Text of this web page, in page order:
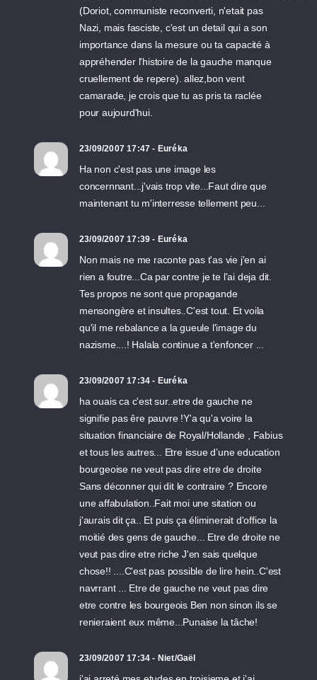
(Doriot, communiste reconverti, n'etait pas
Nazi, mais fasciste, c'est un detail qui a son
importance dans la mesure ou ta capacité à
appréhender l'histoire de la gauche manque
cruellement de repere). allez,bon vent
camarade, je crois que tu as pris ta raclée
pour aujourd'hui.
23/09/2007 17:47 - Euréka
Ha non c'est pas une image les
concernnant...j'vais trop vite...Faut dire que
maintenant tu m'interresse tellement peu...
23/09/2007 17:39 - Euréka
Non mais ne me raconte pas t'as vie j'en ai
rien a foutre...Ca par contre je te l'ai deja dit.
Tes propos ne sont que propagande
mensongère et insultes..C'est tout. Et voila
qu'il me rebalance a la gueule l'image du
nazisme....! Halala continue a t'enfoncer ...
23/09/2007 17:34 - Euréka
ha ouais ca c'est sur..etre de gauche ne
signifie pas êre pauvre !Y'a qu'a voire la
situation financiaire de Royal/Hollande , Fabius
et tous les autres... Etre issue d’une education
bourgeoise ne veut pas dire etre de droite
Sans déconner qui dit le contraire ? Encore
une affabulation..Fait moi une sitation ou
j'aurais dit ça.. Et puis ça éliminerait d'office la
moitié des gens de gauche... Etre de droite ne
veut pas dire etre riche J'en sais quelque
chose!! ....C'est pas possible de lire hein..C'est
navrrant ... Etre de gauche ne veut pas dire
etre contre les bourgeois Ben non sinon ils se
renieraient eux même...Punaise la tâche!
23/09/2007 17:34 - Niet/Gaël